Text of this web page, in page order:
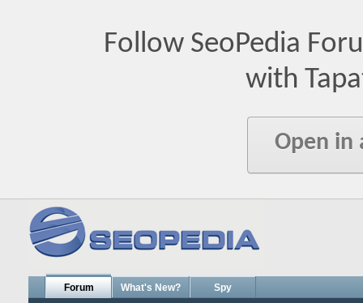
Follow SeoPedia
with
Open in
Forum What's New? Spy